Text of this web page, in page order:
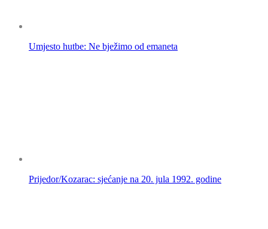
Umjesto hutbe: Ne bježimo od emaneta
Prijedor/Kozarac: sjećanje na 20. jula 1992. godine